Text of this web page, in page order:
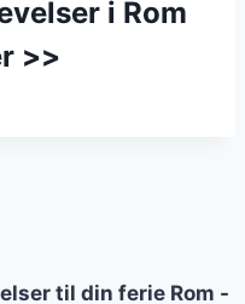
i Rom
>>
til din ferie Rom -